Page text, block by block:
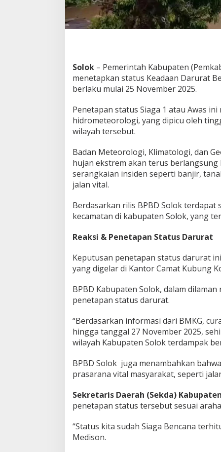
a
t
B
n
a
Solok – Pemerintah Kabupaten
menetapkan status Keadaan Darurat
berlaku mulai 25 November 2025.
Penetapan status Siaga 1 atau Awas
hidrometeorologi, yang dipicu oleh
wilayah tersebut.
Badan Meteorologi, Klimatologi, dan
hujan ekstrem akan terus berlangsung
serangkaian insiden seperti banjir,
jalan vital.
Berdasarkan rilis BPBD Solok
kecamatan di kabupaten Solok, yang
Reaksi & Penetapan Status Darurat
Keputusan penetapan status darurat
yang digelar di Kantor Camat Kubung
BPBD Kabupaten Solok, dalam
penetapan status darurat.
“Berdasarkan informasi dari BMKG,
hingga tanggal 27 November 2025,
wilayah Kabupaten Solok terdampak
BPBD Solok juga menambahkan
prasarana vital masyarakat, seperti
Sekretaris Daerah (Sekda)
penetapan status tersebut sesuai
“Status kita sudah Siaga Bencana
Medison.